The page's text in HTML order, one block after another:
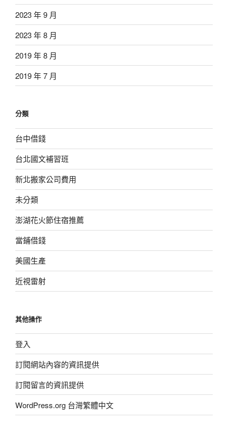
2023 年 9 月
2023 年 8 月
2019 年 8 月
2019 年 7 月
分類
台中借錢
台北國文補習班
新北搬家公司費用
未分類
澎湖花火節住宿推薦
當鋪借錢
美國生產
近視雷射
其他操作
登入
訂閱網站內容的資訊提供
訂閱留言的資訊提供
WordPress.org 台灣繁體中文